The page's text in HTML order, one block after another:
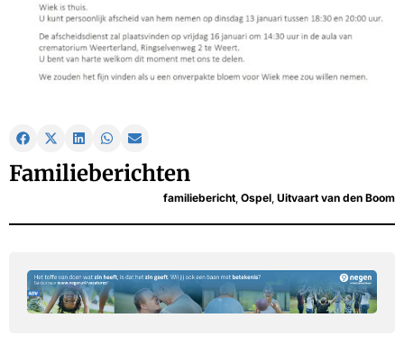
Familieberichten
familiebericht Ospel Uitvaart van den Boom